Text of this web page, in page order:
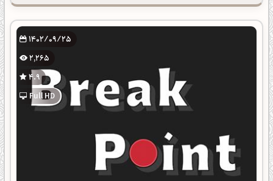
1402/09/25
2,265
4.9
Full HD